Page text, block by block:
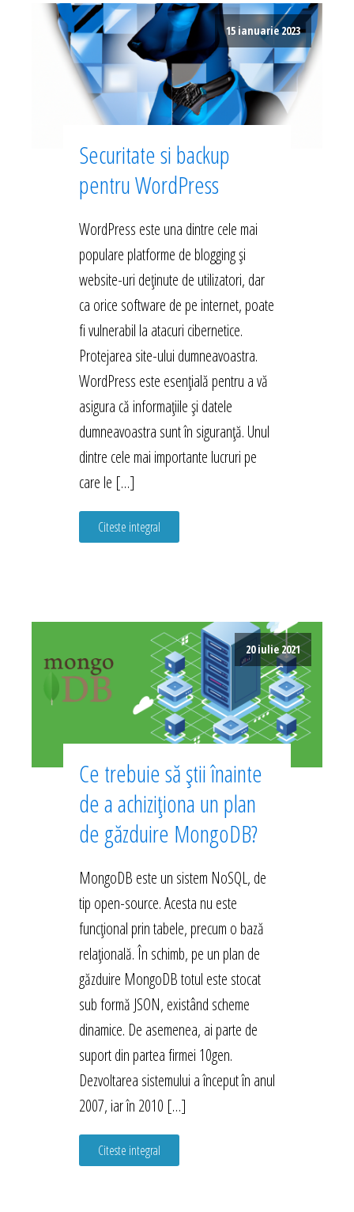
15 ianuarie 2023
Securitate si backup
pentru WordPress
WordPress este una dintre cele mai
populare platforme de blogging și
website-uri deținute de utilizatori, dar
ca orice software de pe internet, poate
fi vulnerabil la atacuri cibernetice.
Protejarea site-ului dumneavoastra.
WordPress este esențială pentru a vă
asigura că informațiile și datele
dumneavoastra sunt în siguranță. Unul
dintre cele mai importante lucruri pe
care le […]
Citeste integral
20 iulie 2021
Ce trebuie să știi înainte
de a achiziționa un plan
de găzduire MongoDB?
MongoDB este un sistem NoSQL, de
tip open-source. Acesta nu este
funcțional prin tabele, precum o bază
relațională. În schimb, pe un plan de
găzduire MongoDB totul este stocat
sub formă JSON, existând scheme
dinamice. De asemenea, ai parte de
suport din partea firmei 10gen.
Dezvoltarea sistemului a început în anul
2007, iar în 2010 […]
Citeste integral